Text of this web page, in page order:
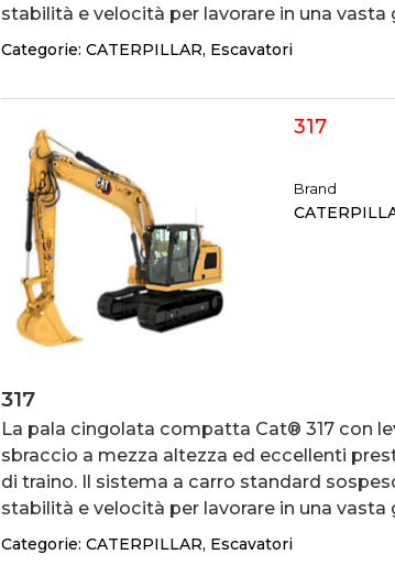
stabilità e velocità per lavorare in una
Categorie: CATERPILLAR, Escavatori
317
Brand
317
La pala cingolata compatta Cat® 317 con
sbraccio a mezza altezza ed eccellenti
di traino. Il sistema a carro standard
stabilità e velocità per lavorare in una
Categorie: CATERPILLAR, Escavatori